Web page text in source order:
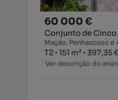
60 000 €
Conjunto de Cinco
Mação, Penhascoso
Tipologia
T2
Zona151 m²
Preço por metro
397,35
Ver descrição do